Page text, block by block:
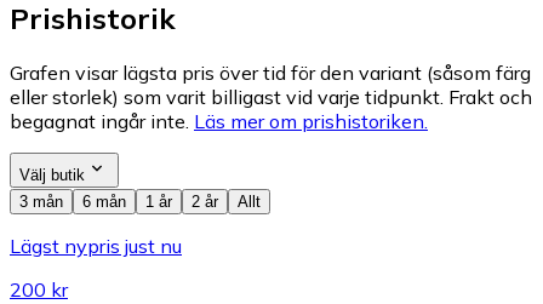
Prishistorik
Grafen visar lägsta pris över tid för den variant (såsom färg
eller storlek) som varit billigast vid varje tidpunkt. Frakt och
begagnat ingår inte. Läs mer om prishistoriken.
Välj butik
3 mån
6 mån 1 år 2 år Allt
Lägst nypris just nu
200 kr